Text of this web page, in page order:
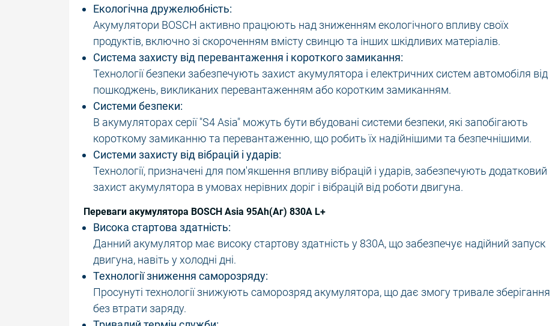
Екологічна дружелюбність:
Акумулятори BOSCH активно працюють над зниженням екологічного впливу своїх
продуктів, включно зі скороченням вмісту свинцю та інших шкідливих матеріалів.
Система захисту від перевантаження і короткого замикання:
Технології безпеки забезпечують захист акумулятора і електричних систем автомобіля від
пошкоджень, викликаних перевантаженням або коротким замиканням.
Системи безпеки:
В акумуляторах серії "S4 Asia" можуть бути вбудовані системи безпеки, які запобігають
короткому замиканню та перевантаженню, що робить їх надійнішими та безпечнішими.
Системи захисту від вібрацій і ударів:
Технології, призначені для пом'якшення впливу вібрацій і ударів, забезпечують додатковий
захист акумулятора в умовах нерівних доріг і вібрацій від роботи двигуна.
Переваги акумулятора BOSCH Asia 95Ah(Аг) 830A L+
Висока стартова здатність:
Данний акумулятор має високу стартову здатність у 830A, що забезпечує надійний запуск
двигуна, навіть у холодні дні.
Технології зниження саморозряду:
Просунуті технології знижують саморозряд акумулятора, що дає змогу тривале зберігання
без втрати заряду.